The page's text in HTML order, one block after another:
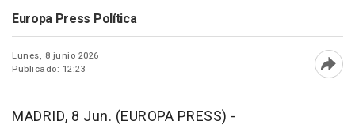
Europa Press Política
Lunes, 8 junio 2026
Publicado: 12:23
MADRID, 8 Jun. (EUROPA PRESS) -